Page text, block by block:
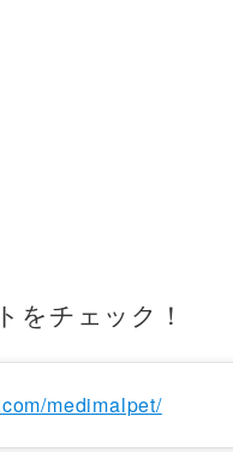
をチェック！
medimalpet/